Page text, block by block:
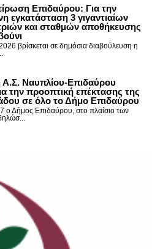
Επιδαύρου: Για την
εγκατάσταση 3 γιγαντιαίων
και σταθμών αποθήκευσης
βρίσκεται σε δημόσια διαβούλευση η
Ναυπλίου-Επιδαύρου
την προοπτική επέκτασης της
σε όλο το Δήμο Επιδαύρου
ο Δήμος Επιδαύρου, στο πλαίσιο των